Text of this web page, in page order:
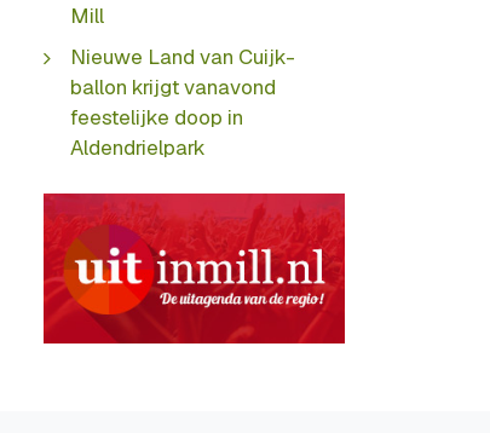
Mill
Nieuwe Land van Cuijk-
ballon krijgt vanavond
feestelijke doop in
Aldendrielpark